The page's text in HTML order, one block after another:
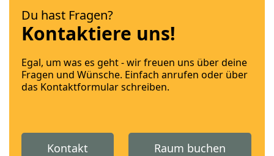
Du hast Fragen?
Kontaktiere uns!
Egal, um was es geht - wir freuen uns über deine
Fragen und Wünsche. Einfach anrufen oder über
das Kontaktformular schreiben.
Kontakt Raum buchen